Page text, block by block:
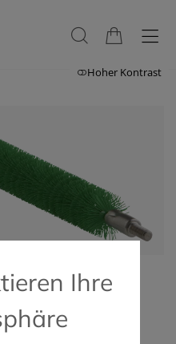
Hoher Kontrast
Ihre